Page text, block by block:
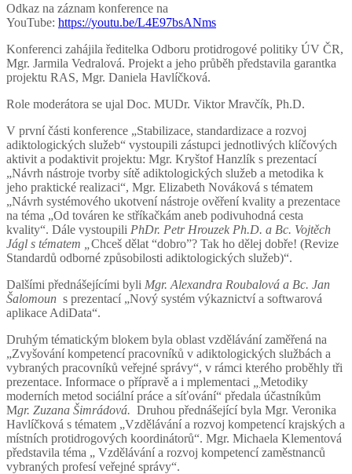
Odkaz na záznam konference na
YouTube: https://youtu.be/L4E97bsANms
Konferenci zahájila ředitelka Odboru protidrogové politiky ÚV ČR,
Mgr. Jarmila Vedralová. Projekt a jeho průběh představila garantka
projektu RAS, Mgr. Daniela Havlíčková.
Role moderátora se ujal Doc. MUDr. Viktor Mravčík, Ph.D.
V první části konference „Stabilizace, standardizace a rozvoj
adiktologických služeb“ vystoupili zástupci jednotlivých klíčových
aktivit a podaktivit projektu: Mgr. Kryštof Hanzlík s prezentací
„Návrh nástroje tvorby sítě adiktologických služeb a metodika k
jeho praktické realizaci“, Mgr. Elizabeth Nováková s tématem
„Návrh systémového ukotvení nástroje ověření kvality a prezentace
na téma „Od továren ke stříkačkám aneb podivuhodná cesta
kvality“. Dále vystoupili PhDr. Petr Hrouzek Ph.D. a Bc. Vojtěch
Jágl s tématem „ Chceš dělat “dobro”? Tak ho dělej dobře! (Revize
Standardů odborné způsobilosti adiktologických služeb)“.
Dalšími přednášejícími byli Mgr. Alexandra Roubalová a Bc. Jan
Šalomoun s prezentací „Nový systém výkaznictví a softwarová
aplikace AdiData“.
Druhým tématickým blokem byla oblast vzdělávání zaměřená na
„Zvyšování kompetencí pracovníků v adiktologických službách a
vybraných pracovníků veřejné správy“, v rámci kterého proběhly tři
prezentace. Informace o přípravě a i mplementaci
Metodiky
moderních metod sociální práce a síťování“ předala účastníkům
Mgr. Zuzana Šimrádová. Druhou přednášející byla Mgr. Veronika
Havlíčková s tématem „Vzdělávání a rozvoj kompetencí krajských a
místních protidrogových koordinátorů“. Mgr. Michaela Klementová
představila téma „ Vzdělávání a rozvoj kompetencí zaměstnanců
vybraných profesí veřejné správy“.